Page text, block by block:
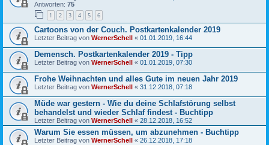
Antworten: 75
1 2 3 4 5 6
Cartoons von der Couch. Postkartenkalender 2019
Letzter Beitrag von WernerSchell « 01.01.2019, 16:44
Demensch. Postkartenkalender 2019 - Tipp
Letzter Beitrag von WernerSchell « 01.01.2019, 07:30
Frohe Weihnachten und alles Gute im neuen Jahr 2019
Letzter Beitrag von WernerSchell « 31.12.2018, 07:18
Müde war gestern - Wie du deine Schlafstörung selbst
behandelst und wieder Schlaf findest - Buchtipp
Letzter Beitrag von WernerSchell « 28.12.2018, 16:52
Warum Sie essen müssen, um abzunehmen - Buchtipp
Letzter Beitrag von WernerSchell « 26.12.2018, 17:18